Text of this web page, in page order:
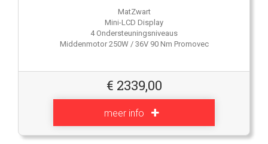
MatZwart
Mini-LCD Display
4 Ondersteuningsniveaus
Middenmotor 250W / 36V 90 Nm Promovec
€ 2339,00
meer info